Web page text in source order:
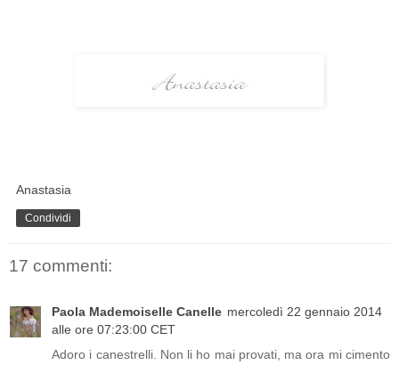
Anastasia
Condividi
17 commenti:
Paola Mademoiselle Canelle mercoledì 22 gennaio 2014
alle ore 07:23:00 CET
Adoro i canestrelli. Non li ho mai provati, ma ora mi cimento